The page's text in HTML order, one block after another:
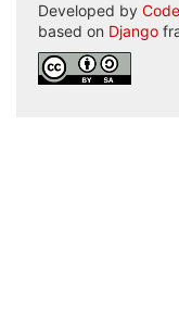
Developed by
based on Django